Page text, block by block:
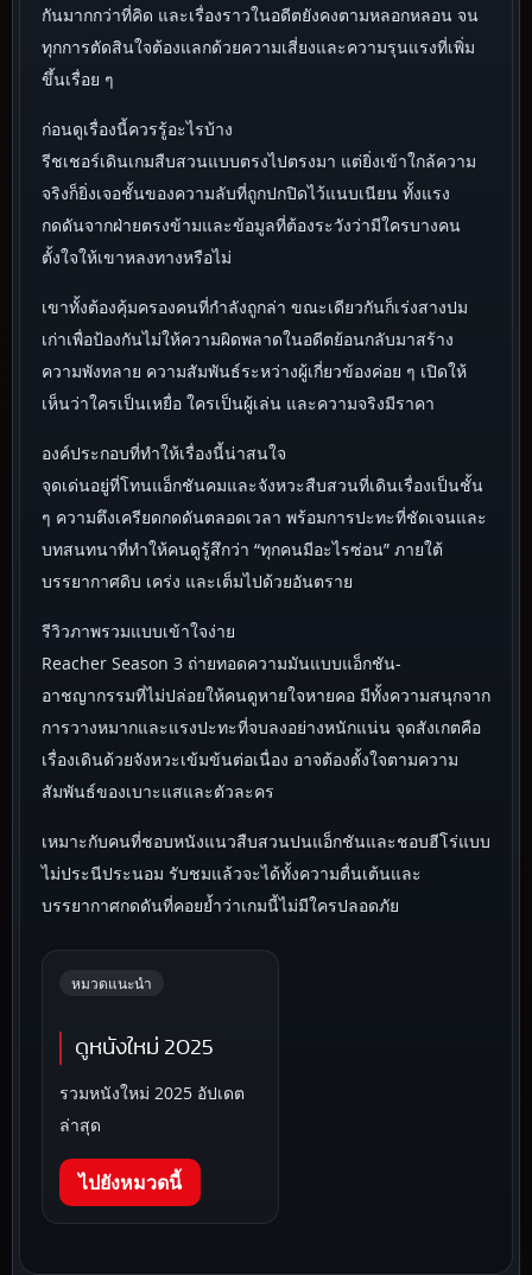
กันมากกว่าที่คิด และเรื่องราวในอดีตยังคงตามหลอกหลอน จน
ทุกการตัดสินใจต้องแลกด้วยความเสี่ยงและความรุนแรงที่เพิ่ม
ขึ้นเรื่อย ๆ
ก่อนดูเรื่องนี้ควรรู้อะไรบ้าง
รีชเชอร์เดินเกมสืบสวนแบบตรงไปตรงมา แต่ยิ่งเข้าใกล้ความ
จริงก็ยิ่งเจอชั้นของความลับที่ถูกปกปิดไว้แนบเนียน ทั้งแรง
กดดันจากฝ่ายตรงข้ามและข้อมูลที่ต้องระวังว่ามีใครบางคน
ตั้งใจให้เขาหลงทางหรือไม่
เขาทั้งต้องคุ้มครองคนที่กำลังถูกล่า ขณะเดียวกันก็เร่งสางปม
เก่าเพื่อป้องกันไม่ให้ความผิดพลาดในอดีตย้อนกลับมาสร้าง
ความพังทลาย ความสัมพันธ์ระหว่างผู้เกี่ยวข้องค่อย ๆ เปิดให้
เห็นว่าใครเป็นเหยื่อ ใครเป็นผู้เล่น และความจริงมีราคา
องค์ประกอบที่ทำให้เรื่องนี้น่าสนใจ
จุดเด่นอยู่ที่โทนแอ็กชันคมและจังหวะสืบสวนที่เดินเรื่องเป็นชั้น
ๆ ความตึงเครียดกดดันตลอดเวลา พร้อมการปะทะที่ชัดเจนและ
บทสนทนาที่ทำให้คนดูรู้สึกว่า “ทุกคนมีอะไรซ่อน” ภายใต้
บรรยากาศดิบ เคร่ง และเต็มไปด้วยอันตราย
รีวิวภาพรวมแบบเข้าใจง่าย
Reacher Season 3 ถ่ายทอดความมันแบบแอ็กชัน-
อาชญากรรมที่ไม่ปล่อยให้คนดูหายใจหายคอ มีทั้งความสนุกจาก
การวางหมากและแรงปะทะที่จบลงอย่างหนักแน่น จุดสังเกตคือ
เรื่องเดินด้วยจังหวะเข้มข้นต่อเนื่อง อาจต้องตั้งใจตามความ
สัมพันธ์ของเบาะแสและตัวละคร
เหมาะกับคนที่ชอบหนังแนวสืบสวนปนแอ็กชันและชอบฮีโร่แบบ
ไม่ประนีประนอม รับชมแล้วจะได้ทั้งความตื่นเต้นและ
บรรยากาศกดดันที่คอยย้ำว่าเกมนี้ไม่มีใครปลอดภัย
หมวดแนะนำ
ดูหนังใหม่ 2025
รวมหนังใหม่ 2025 อัปเดต
ล่าสุด
ไปยังหมวดนี้